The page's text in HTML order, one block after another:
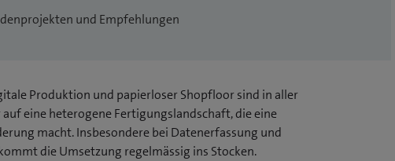
und Empfehlungen
Produktion und papierloser Shopfloor sind in aller
eine heterogene Fertigungslandschaft, die eine
macht. Insbesondere bei Datenerfassung und
die Umsetzung regelmässig ins Stocken.